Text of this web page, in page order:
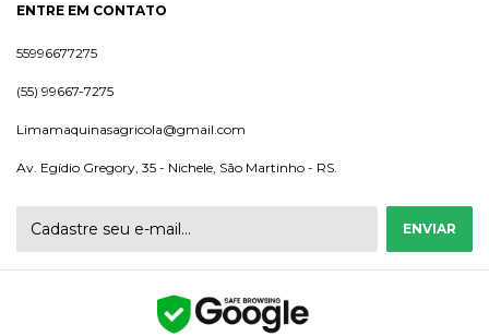
ENTRE EM CONTATO
55996677275
(55) 99667-7275
Limamaquinasagricola@gmail.com
Av. Egídio Gregory, 35 - Nichele, São Martinho - RS.